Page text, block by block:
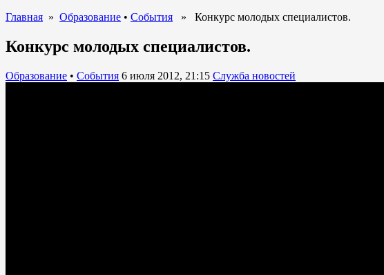
Главная » Образование • События » Конкурс молодых специалистов.
Конкурс молодых специалистов.
Образование • События 6 июля 2012, 21:15 Служба новостей